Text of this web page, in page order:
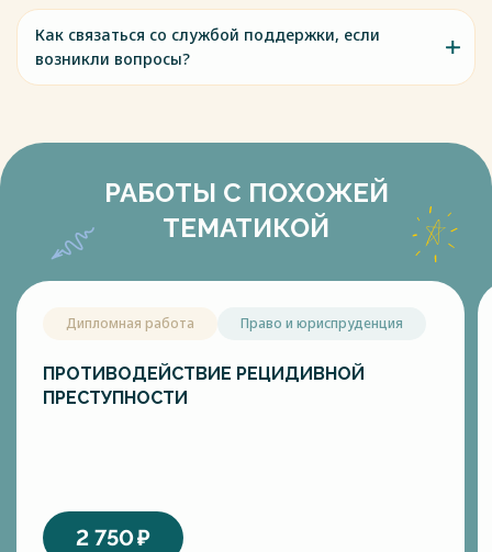
Как связаться со службой поддержки, если
возникли вопросы?
РАБОТЫ С ПОХОЖЕЙ
ТЕМАТИКОЙ
Дипломная работа Право и юриспруденция
ПРОТИВОДЕЙСТВИЕ РЕЦИДИВНОЙ
ПРЕСТУПНОСТИ
2 750₽